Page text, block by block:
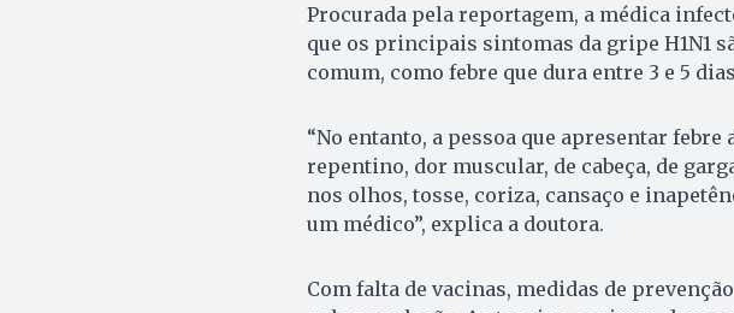
Procurada pela reportagem, a médica
que os principais sintomas da gripe H1N1
comum, como febre que dura entre 3 e 5
“No entanto, a pessoa que apresentar febre
repentino, dor muscular, de cabeça, de
nos olhos, tosse, coriza, cansaço e
um médico”, explica a doutora.
Com falta de vacinas, medidas de